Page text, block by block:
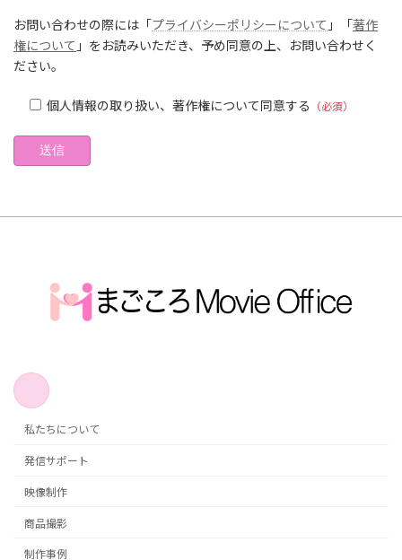
お問い合わせの際には「プライバシーポリシーについて 」「著作
権について 」をお読みいただき、予め同意の上、お問い合わせく
ださい。
個人情報の取り扱い、著作権について同意する （必須）
私たちについて
発信サポート
映像制作
商品撮影
制作事例